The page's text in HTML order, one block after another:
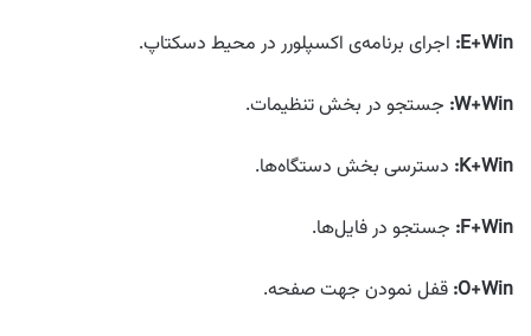
E+Win
: اجرای برنامه‌ی اکسپلورر در محیط دسکتاپ.
W+Win
: جستجو در بخش تنظیمات.
K+Win
: دسترسی بخش دستگاه‌ها.
F+Win
: جستجو در فایل‌ها.
O+Win
: قفل نمودن جهت صفحه.